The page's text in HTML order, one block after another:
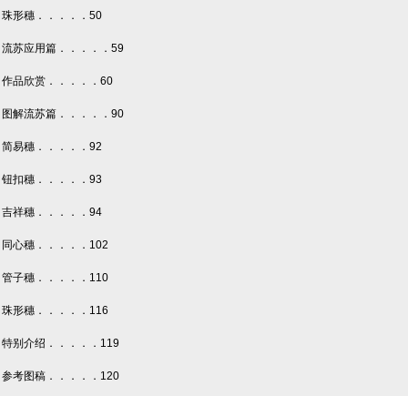
珠形穗．．．．．50
流苏应用篇．．．．．59
作品欣赏．．．．．60
图解流苏篇．．．．．90
简易穗．．．．．92
钮扣穗．．．．．93
吉祥穗．．．．．94
同心穗．．．．．102
管子穗．．．．．110
珠形穗．．．．．116
特别介绍．．．．．119
参考图稿．．．．．120